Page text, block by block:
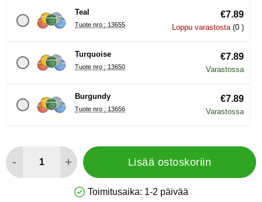
Teal
Tuote nro : 13655
€7.89
Loppu varastosta (0 )
Turquoise
Tuote nro : 13650
€7.89
Varastossa
Burgundy
Tuote nro : 13656
€7.89
Varastossa
- + Lisää ostoskoriin
Saatavuus: Varastossa
Toimitusaika: 1-2 päivää